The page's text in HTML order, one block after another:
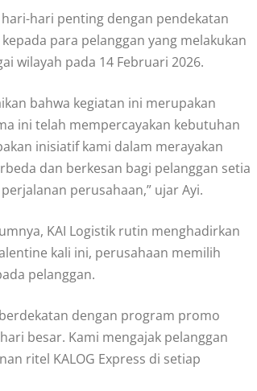
hari penting dengan pendekatan
para pelanggan yang melakukan
wilayah pada 14 Februari 2026.
bahwa kegiatan ini merupakan
ini telah mempercayakan kebutuhan
inisiatif kami dalam merayakan
dan berkesan bagi pelanggan setia
perusahaan,” ujar Ayi.
KAI Logistik rutin menghadirkan
kali ini, perusahaan memilih
pelanggan.
dengan program promo
besar. Kami mengajak pelanggan
ritel KALOG Express di setiap